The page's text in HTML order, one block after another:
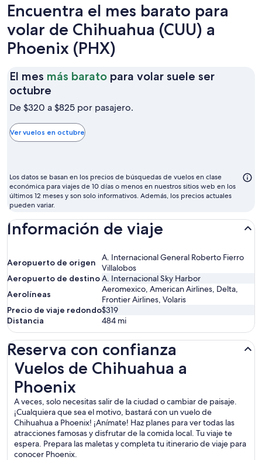
Encuentra el mes barato para
volar de Chihuahua (CUU) a
Phoenix (PHX)
El mes más barato para volar suele ser
octubre
mes
barato
para
suele
ser
octubre
De $320 a $825 por pasajero.
Ver vuelos en octubre
Los datos se basan en los precios de búsquedas de vuelos en clase
económica para viajes de 10 días o menos en nuestros sitios web en los
últimos 12 meses y son solo informativos. Además, los precios actuales
pueden variar.
Información de viaje
Aeropuerto de origen
A. Internacional General Roberto Fierro
Villalobos
Aeropuerto de destinoA. Internacional Sky Harbor
Aerolíneas
Aeromexico, American Airlines, Delta,
Frontier Airlines, Volaris
Precio de viaje redondo$319
Distancia
484 mi
Reserva con confianza
Vuelos de Chihuahua a
Phoenix
A veces, solo necesitas salir de la ciudad o cambiar de paisaje.
¡Cualquiera que sea el motivo, bastará con un vuelo de
Chihuahua a Phoenix! ¡Anímate! Haz planes para ver todas las
atracciones famosas y disfrutar de la comida local. Tu viaje te
espera. Prepara las maletas y completa tu itinerario de viaje para
conocer Phoenix.
Vuelos de Chihuahua a Phoenix